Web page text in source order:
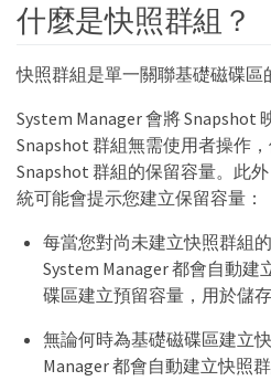
什麼是快照群組？
快照群組是單一關聯基礎磁碟區
System Manager 會將 Snapshot
Snapshot 群組無需使用者操作
Snapshot 群組的保留容量。此
統可能會提示您建立保留容量：
每當您對尚未建立快照群組
System Manager 都會自動
碟區建立預留容量，用於儲
無論何時為基礎磁碟區建立
Manager 都會自動建立快照群